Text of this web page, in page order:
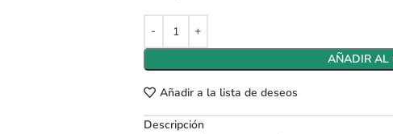
AÑADIR AL
Añadir a la lista de deseos
Descripción